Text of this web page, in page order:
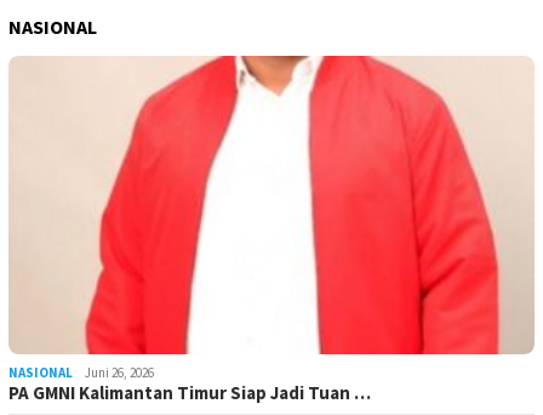
NASIONAL
NASIONAL Juni 26, 2026
PA GMNI Kalimantan Timur Siap Jadi Tuan …